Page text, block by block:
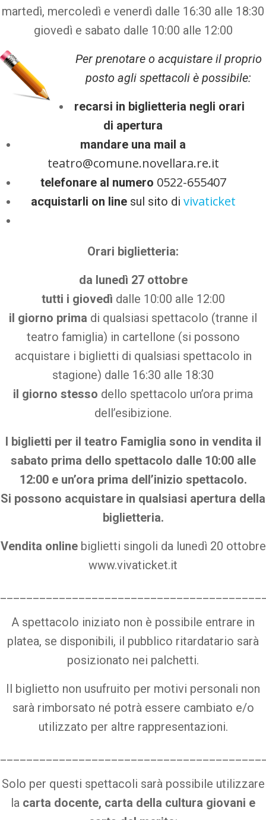
martedì, mercoledì e venerdì dalle 16:30 alle 18:30
giovedì e sabato dalle 10:00 alle 12:00
Per prenotare o acquistare il proprio
posto agli spettacoli è possibile:
recarsi in biglietteria negli orari
di apertura
mandare una mail a
teatro@comune.novellara.re.it
telefonare al numero 0522-655407
acquistarli on line sul sito di vivaticket
Orari biglietteria:
da lunedì 27 ottobre
tutti i giovedì dalle 10:00 alle 12:00
il giorno prima di qualsiasi spettacolo (tranne il
teatro famiglia) in cartellone (si possono
acquistare i biglietti di qualsiasi spettacolo in
stagione) dalle 16:30 alle 18:30
il giorno stesso dello spettacolo un’ora prima
dell’esibizione.
I biglietti per il teatro Famiglia sono in vendita il
sabato prima dello spettacolo dalle 10:00 alle
12:00 e un’ora prima dell’inizio spettacolo.
Si possono acquistare in qualsiasi apertura della
biglietteria.
Vendita onlinebiglietti singoli da lunedì 20 ottobre
www.vivaticket.it
A spettacolo iniziato non è possibile entrare in
platea, se disponibili, il pubblico ritardatario sarà
posizionato nei palchetti.
Il biglietto non usufruito per motivi personali non
sarà rimborsato né potrà essere cambiato e/o
utilizzato per altre rappresentazioni.
Solo per questi spettacoli sarà possibile utilizzare
la carta docente, carta della cultura giovani e